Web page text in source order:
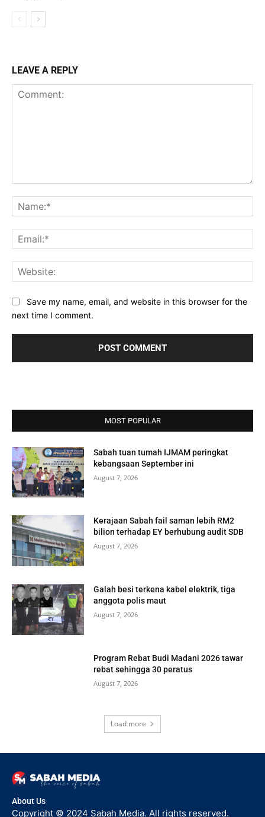
LEAVE A REPLY
Save my name, email, and website in this browser for the
next time I comment.
MOST POPULAR
Sabah tuan tumah IJMAM peringkat
kebangsaan September ini
August 7, 2026
Kerajaan Sabah fail saman lebih RM2
bilion terhadap EY berhubung audit SDB
August 7, 2026
Galah besi terkena kabel elektrik, tiga
anggota polis maut
August 7, 2026
Program Rebat Budi Madani 2026 tawar
rebat sehingga 30 peratus
August 7, 2026
Load more
About Us
Copyright © 2024 Sabah Media. All rights reserved.